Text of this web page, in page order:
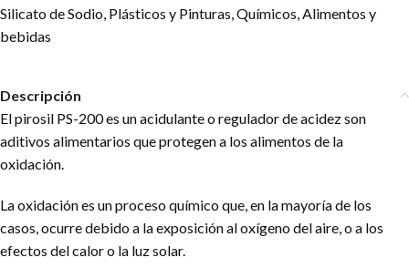
Silicato de Sodio Plásticos y Pinturas Químicos Alimentos y
bebidas
Descripción
El pirosil PS-200 es un acidulante o regulador de acidez son
aditivos alimentarios que protegen a los alimentos de la
oxidación.
La oxidación es un proceso químico que, en la mayoría de los
casos, ocurre debido a la exposición al oxígeno del aire, o a los
efectos del calor o la luz solar.